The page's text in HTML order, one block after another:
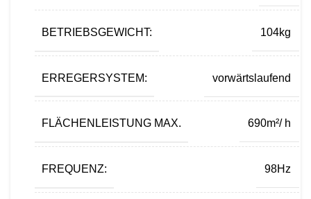
BETRIEBSGEWICHT: 104kg
ERREGERSYSTEM: vorwärtslaufend
FLÄCHENLEISTUNG MAX. 690m²/ h
FREQUENZ: 98Hz